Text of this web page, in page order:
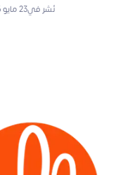
نُشر في23 مايو 2025